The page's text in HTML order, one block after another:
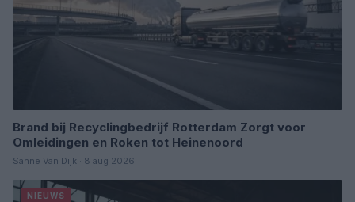
Brand bij Recyclingbedrijf Rotterdam Zorgt voor
Omleidingen en Roken tot Heinenoord
Sanne Van Dijk · 8 aug 2026
NIEUWS